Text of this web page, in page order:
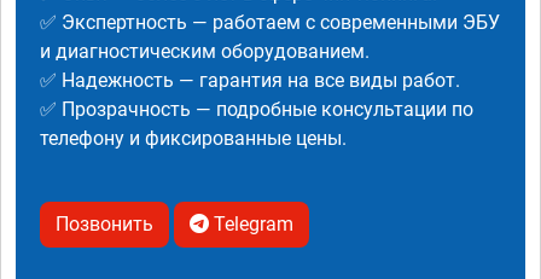
✅ Экспертность — работаем с современными ЭБУ
и диагностическим оборудованием.
✅ Надежность — гарантия на все виды работ.
✅ Прозрачность — подробные консультации по
телефону и фиксированные цены.
Позвонить Telegram